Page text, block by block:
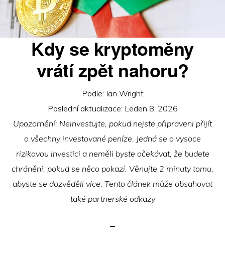
Kdy se kryptoměny
vrátí zpět nahoru?
Podle: Ian Wright
Poslední aktualizace: Leden 8, 2026
Upozornění: Neinvestujte, pokud nejste připraveni přijít
o všechny investované peníze. Jedná se o vysoce
rizikovou investici a neměli byste očekávat, že budete
chráněni, pokud se něco pokazí. Věnujte 2 minuty tomu,
abyste se dozvěděli více. Tento článek může obsahovat
také partnerské odkazy